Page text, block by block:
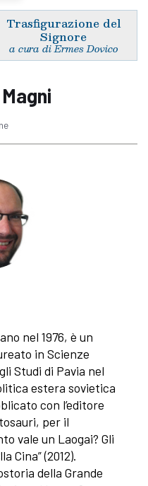
Trasfigurazione del
Signore
a cura di Ermes Dovico
nel 1976, è un
in Scienze
Studi di Pavia nel
estera sovietica
con l’editore
per il
vale un Laogai? Gli
Cina” (2012).
della Grande